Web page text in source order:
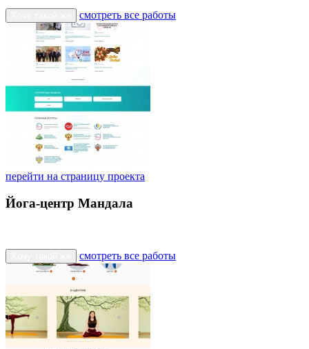
смотреть все работы
перейти на страницу проекта
Йога-центр Мандала
смотреть все работы